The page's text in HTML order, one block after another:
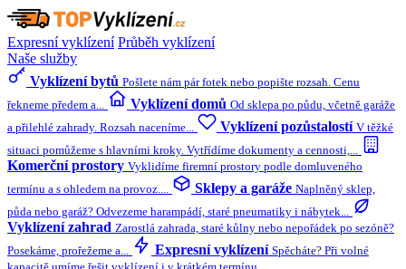
Expresní vyklízení Průběh vyklízení
Naše služby
Vyklízení bytů Pošlete nám pár fotek nebo popište rozsah. Cenu
řekneme předem a...
Vyklízení domů Od sklepa po půdu, včetně garáže
a přilehlé zahrady. Rozsah naceníme...
Vyklízení pozůstalostí V těžké
situaci pomůžeme s hlavními kroky. Vytřídíme dokumenty a cennosti,...
Komerční prostory Vyklidíme firemní prostory podle domluveného
termínu a s ohledem na provoz....
Sklepy a garáže Naplněný sklep,
půda nebo garáž? Odvezeme harampádí, staré pneumatiky i nábytek...
Vyklízení zahrad Zarostlá zahrada, staré kůlny nebo nepořádek po sezóně?
Posekáme, prořežeme a...
Expresní vyklízení Spěcháte? Při volné